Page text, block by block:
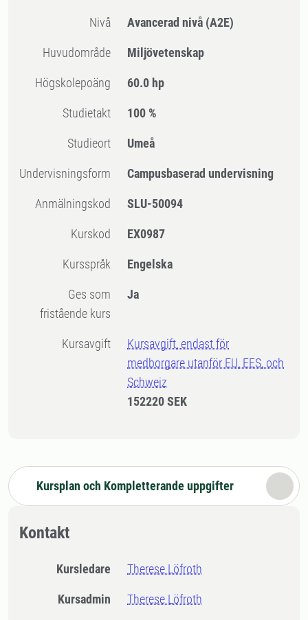
Nivå Avancerad nivå (A2E)
Huvudområde Miljövetenskap
högskolepoäng 60.0 hp
Studietakt 100 %
Studieort Umeå
Undervisningsform Campusbaserad undervisning
Anmälningskod SLU-50094
Kurskod EX0987
Kursspråk Engelska
Ges som
fristående kurs
Ja
Kursavgift
Kursavgift, endast för
medborgare utanför EU, EES, och
Schweiz
152220 SEK
Kursplan och Kompletterande uppgifter
Kontakt
Kursledare Therese Löfroth
Kursadmin Therese Löfroth